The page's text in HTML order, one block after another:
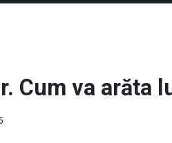
Cum va arăta